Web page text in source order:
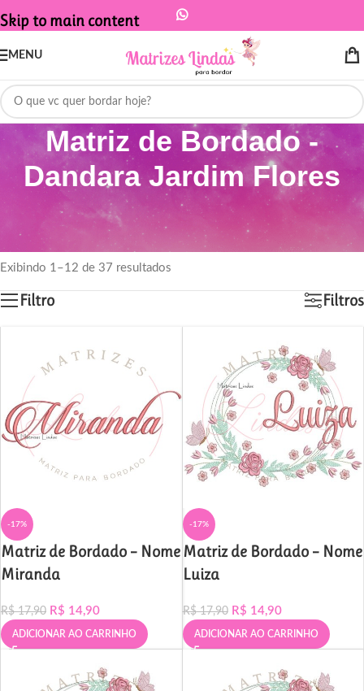
Skip to main content
MENU
Matriz de Bordado -
Dandara Jardim Flores
Início
Produtos marcados com a tag “Matriz de Bordado - Dandara
Jardim Flores”
Exibindo 1–12 de 37 resultados
Filtro Filtros
-17%
Matriz de Bordado – Nome
Miranda
R$17,90 R$ 14,90
ADICIONAR AO CARRINHO
-17%
Matriz de Bordado – Nome
Luiza
R$17,90 R$ 14,90
ADICIONAR AO CARRINHO